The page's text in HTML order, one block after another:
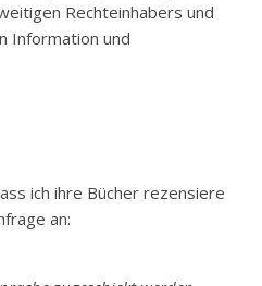
Rechteinhabers und
Information und
ich ihre Bücher rezensiere
an: